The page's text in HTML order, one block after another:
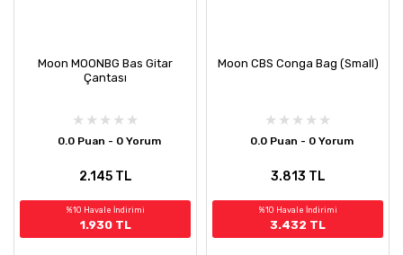
Moon MOONBG Bas Gitar
Çantası
0.0 Puan - 0 Yorum
2.145 TL
%10 Havale İndirimi
1.930 TL
Moon CBS Conga Bag (Small)
0.0 Puan - 0 Yorum
3.813 TL
%10 Havale İndirimi
3.432 TL